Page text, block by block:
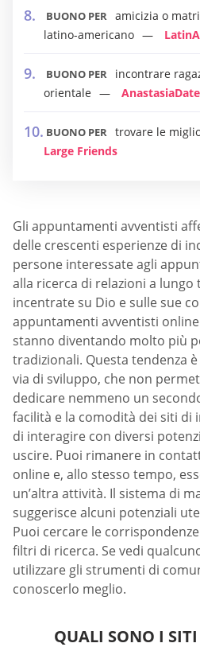
BUONO PER amicizia o
latino-americano
BUONO PER
incontrare
orientale
AnastasiaDate
BUONO PER trovare le
Large Friends
Gli appuntamenti avventisti
delle crescenti esperienze di
persone interessate agli
alla ricerca di relazioni a
incentrate su Dio e sulle sue
appuntamenti avventisti
stanno diventando molto più
tradizionali. Questa tendenza
via di sviluppo, che non
dedicare nemmeno un
facilità e la comodità dei siti di
di interagire con diversi
uscire. Puoi rimanere in
online e, allo stesso tempo,
un’altra attività. Il sistema di
suggerisce alcuni potenziali
Puoi cercare le
filtri di ricerca. Se vedi
utilizzare gli strumenti di
conoscerlo meglio.
QUALI SONO I